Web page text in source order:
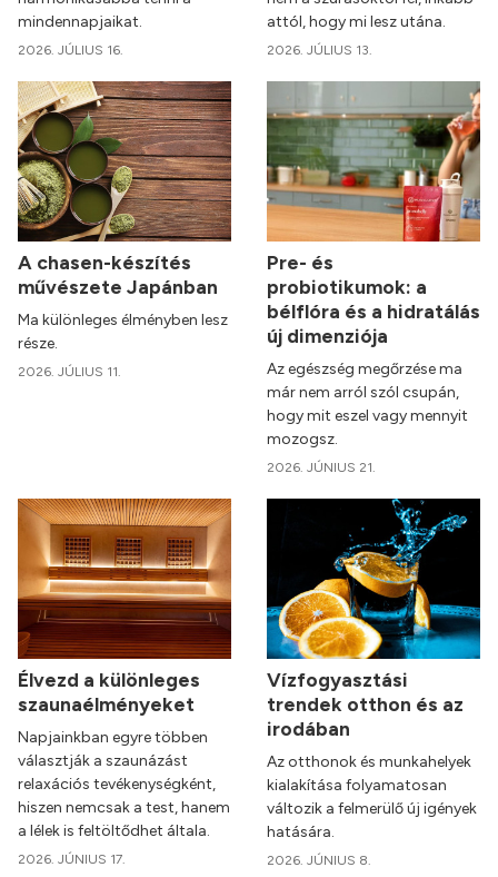
mindennapjaikat.
2026. JÚLIUS 16.
attól, hogy mi lesz utána.
2026. JÚLIUS 13.
A chasen-készítés
művészete Japánban
Ma különleges élményben lesz
része.
2026. JÚLIUS 11.
Pre- és
probiotikumok: a
bélflóra és a hidratálás
új dimenziója
Az egészség megőrzése ma
már nem arról szól csupán,
hogy mit eszel vagy mennyit
mozogsz.
2026. JÚNIUS 21.
Élvezd a különleges
szaunaélményeket
Napjainkban egyre többen
választják a szaunázást
relaxációs tevékenységként,
hiszen nemcsak a test, hanem
a lélek is feltöltődhet általa.
2026. JÚNIUS 17.
Vízfogyasztási
trendek otthon és az
irodában
Az otthonok és munkahelyek
kialakítása folyamatosan
változik a felmerülő új igények
hatására.
2026. JÚNIUS 8.